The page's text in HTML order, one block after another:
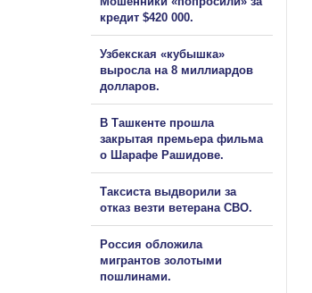
кредит $420 000.
Узбекская «кубышка»
выросла на 8 миллиардов
долларов.
В Ташкенте прошла
закрытая премьера фильма
о Шарафе Рашидове.
Таксиста выдворили за
отказ везти ветерана СВО.
Россия обложила
мигрантов золотыми
пошлинами.